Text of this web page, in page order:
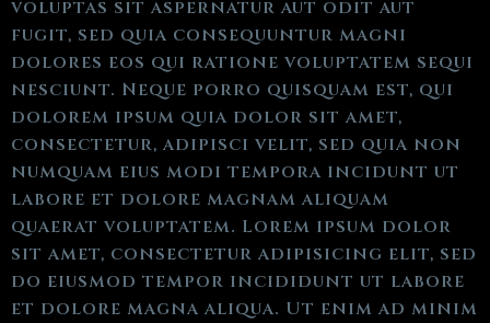
voluptas sit aspernatur aut odit aut
fugit, sed quia consequuntur magni
dolores eos qui ratione voluptatem sequi
nesciunt. Neque porro quisquam est, qui
dolorem ipsum quia dolor sit amet,
consectetur, adipisci velit, sed quia non
numquam eius modi tempora incidunt ut
labore et dolore magnam aliquam
quaerat voluptatem. Lorem ipsum dolor
sit amet, consectetur adipisicing elit, sed
do eiusmod tempor incididunt ut labore
et dolore magna aliqua. Ut enim ad minim